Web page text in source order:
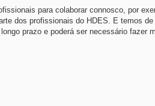
para colaborar connosco, por
dos profissionais do HDES. E temos
prazo e poderá ser necessário fazer